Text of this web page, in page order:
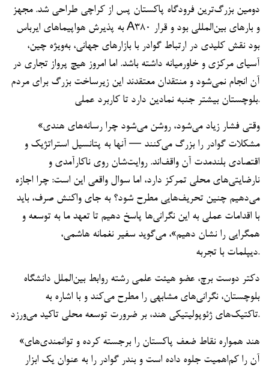
دومین بزرگ‌ترین فرودگاه پاکستان پس از کراچی طراحی شد. مجهز
به پذیرش هواپیماهای ایرباس A380 و بارهای بین‌المللی بود و قرار
بود نقش کلیدی در ارتباط گوادر با بازارهای جهانی، به‌ویژه چین،
آسیای مرکزی و خاورمیانه داشته باشد. اما امروز هیچ پرواز تجاری در
آن انجام نمی‌شود و منتقدان معتقدند این زیرساخت بزرگ برای مردم
بلوچستان بیشتر جنبه نمادین دارد تا کاربرد عملی.
«وقتی فشار زیاد می‌شود، روشن می‌شود چرا رسانه‌های هندی
مشکلات گوادر را بزرگ می‌کنند — آنها به پتانسیل استراتژیک و
اقتصادی بلندمدت آن واقف‌اند. روایت‌شان روی ناکارآمدی و
نارضایتی‌های محلی تمرکز دارد، اما سوال واقعی این است: چرا اجازه
می‌دهیم چنین تحریف‌هایی مطرح شود؟ به جای واکنش صرف، باید
با اقدامات عملی به این نگرانی‌ها پاسخ دهیم تا تعهد ما به توسعه و
همگرایی را نشان دهیم»، می‌گوید سفیر نغمانه هاشمی،
دیپلمات با تجربه.
دکتر دوست برچ، عضو هیئت علمی رشته روابط بین‌الملل دانشگاه
بلوچستان، نگرانی‌های مشابهی را مطرح می‌کند و با اشاره به
تاکتیک‌های ژئوپولیتیکی هند، بر ضرورت توسعه محلی تاکید می‌ورزد.
«هند همواره نقاط ضعف پاکستان را برجسته کرده و توانمندی‌های
آن را کم‌اهمیت جلوه داده است و بندر گوادر را به عنوان یک ابزار